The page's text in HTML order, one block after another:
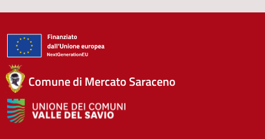
Comune di Mercato Saraceno